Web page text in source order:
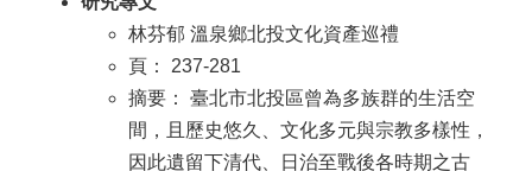
林芬郁 溫泉鄉北投文化資產巡禮
頁： 237-281
摘要： 臺北市北投區曾為多族群的生活空
間，且歷史悠久、文化多元與宗教多樣性，
因此遺留下清代、日治至戰後各時期之古